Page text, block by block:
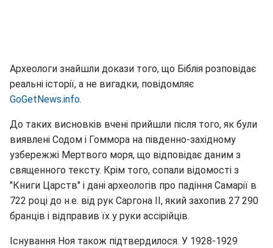
Археологи знайшли докази того, що Біблія розповідає
реальні історії, а не вигадки, повідомляє
GoGetNews.info.
До таких висновків вчені прийшли після того, як були
виявлені Содом і Гоммора на південно-західному
узбережжі Мертвого моря, що відповідає даним з
священного тексту. Крім того, сопали відомості з
"Книги Царств" і дані археологів про падіння Самарії в
722 році до н.е. від рук Саргона II, який захопив 27 290
бранців і відправив їх у руки ассірійців.
Існування Ноя також підтвердилося. У 1928-1929